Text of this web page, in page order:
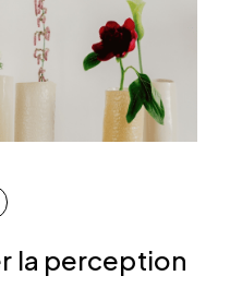
la perception